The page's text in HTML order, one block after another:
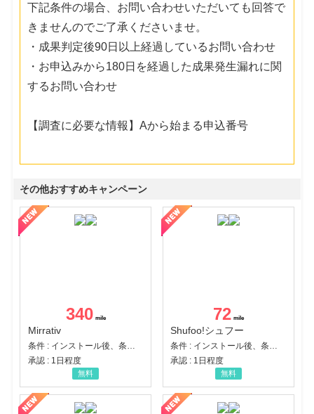
下記条件の場合、お問い合わせいただいても回答で
きませんのでご了承くださいませ。
・成果判定後90日以上経過しているお問い合わせ
・お申込みから180日を経過した成果発生漏れに関
するお問い合わせ
【調査に必要な情報】Aから始まる申込番号
その他おすすめキャンペーン
340
Mirrativ
条件 : インストール後、条件達成
承認 : 1日程度
無料
72
Shufoo!シュフー
条件 : インストール後、条件達成
承認 : 1日程度
無料